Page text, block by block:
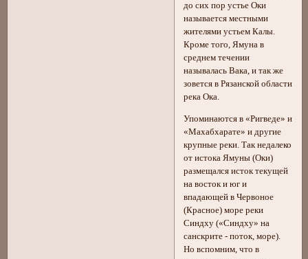
до сих пор устье Оки
называется местными
жителями устьем Калы.
Кроме того, Ямуна в
среднем течении
называлась Вака, и так же
зовется в Рязанской области
река Ока.
Упоминаются в «Ригведе» и
«Махабхарате» и другие
крупные реки. Так недалеко
от истока Ямуны (Оки)
размещался исток текущей
на восток и юг и
впадающей в Червоное
(Красное) море реки
Синдху («Синдху» на
санскрите - поток, море).
Но вспомним, что в